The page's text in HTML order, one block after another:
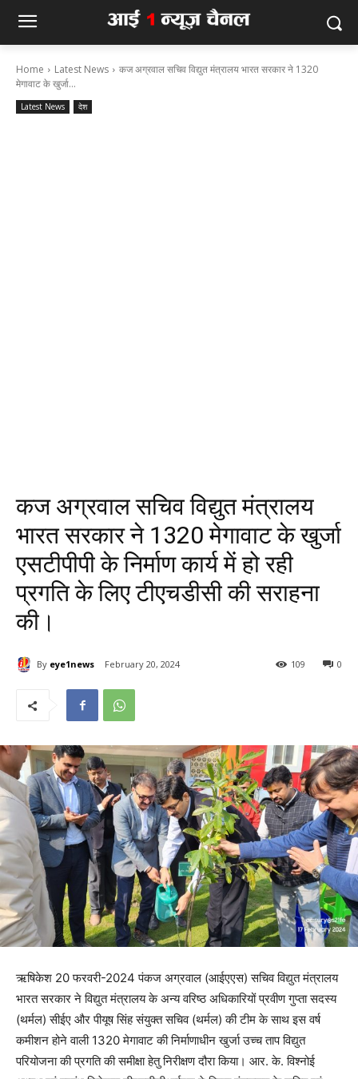
Home Latest News
कज अग्रवाल सचिव विद्युत मंत्रालय भारत सरकार ने 1320
मेगावाट के खुर्जा...
Latest News देश
कज अग्रवाल सचिव विद्युत मंत्रालय
भारत सरकार ने 1320 मेगावाट के खुर्जा
एसटीपीपी के निर्माण कार्य में हो रही
प्रगति के लिए टीएचडीसी की सराहना
की।
By eye1news February 20, 2024 0
109
ऋषिकेश 20 फरवरी-2024 पंकज अग्रवाल (आईएएस) सचिव विद्युत मंत्रालय
भारत सरकार ने विद्युत मंत्रालय के अन्य वरिष्ठ अधिकारियों प्रवीण गुप्ता सदस्य
(थर्मल) सीईए और पीयूष सिंह संयुक्त सचिव (थर्मल) की टीम के साथ इस वर्ष
कमीशन होने वाली 1320 मेगावाट की निर्माणाधीन खुर्जा उच्च ताप विद्युत
परियोजना की प्रगति की समीक्षा हेतु निरीक्षण दौरा किया। आर. के. विश्नोई